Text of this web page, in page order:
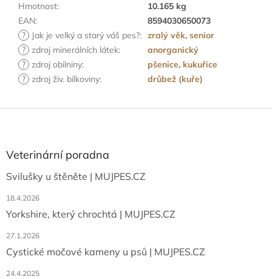
Hmotnost:
10.165 kg
EAN:
8594030650073
?
Jak je velký a starý váš pes?: zralý věk, senior
? zdroj minerálních látek:
anorganický
? zdroj obilniny:
pšenice, kukuřice
? zdroj živ. bílkoviny: drůbež (kuře)
Z
aVeterinární poradna
Svilušky u štěněte | MUJPES.CZ
18.4.2026
Yorkshire, který chrochtá | MUJPES.CZ
27.1.2026
Cystické močové kameny u psů | MUJPES.CZ
24.4.2025